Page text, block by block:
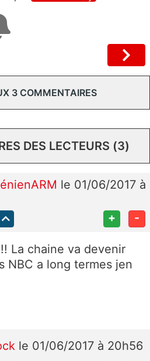
3 COMMENTAIRES
DES LECTEURS (3)
le 01/06/2017 à
+ -
La chaine va devenir
NBC a long termes jen
le 01/06/2017 à 20h56